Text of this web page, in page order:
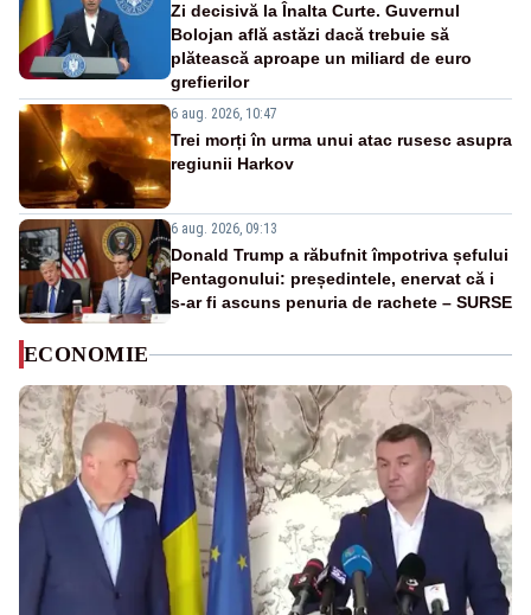
Zi decisivă la Înalta Curte. Guvernul
Bolojan află astăzi dacă trebuie să
plătească aproape un miliard de euro
grefierilor
6 aug. 2026, 10:47
Trei morți în urma unui atac rusesc asupra
regiunii Harkov
6 aug. 2026, 09:13
Donald Trump a răbufnit împotriva șefului
Pentagonului: președintele, enervat că i
s-ar fi ascuns penuria de rachete – SURSE
ECONOMIE